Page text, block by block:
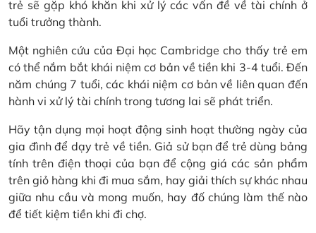
trẻ sẽ gặp khó khăn khi xử lý các vấn đề về tài chính ở
tuổi trưởng thành.
Một nghiên cứu của Đại học Cambridge cho thấy trẻ em
có thể nắm bắt khái niệm cơ bản về tiền khi 3-4 tuổi. Đến
năm chúng 7 tuổi, các khái niệm cơ bản về liên quan đến
hành vi xử lý tài chính trong tương lai sẽ phát triển.
Hãy tận dụng mọi hoạt động sinh hoạt thường ngày của
gia đình để dạy trẻ về tiền. Giả sử bạn để trẻ dùng bảng
tính trên điện thoại của bạn để cộng giá các sản phẩm
trên giỏ hàng khi đi mua sắm, hay giải thích sự khác nhau
giữa nhu cầu và mong muốn, hay đố chúng làm thế nào
để tiết kiệm tiền khi đi chợ.